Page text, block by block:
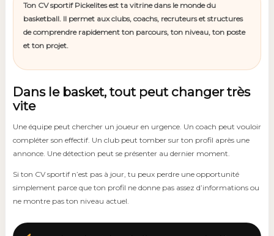
Ton CV sportif Pickelites est ta vitrine dans le monde du
basketball. Il permet aux clubs, coachs, recruteurs et structures
de comprendre rapidement ton parcours, ton niveau, ton poste
et ton projet.
Dans le basket, tout peut changer très
vite
Une équipe peut chercher un joueur en urgence. Un coach peut vouloir
compléter son effectif. Un club peut tomber sur ton profil après une
annonce. Une détection peut se présenter au dernier moment.
Si ton CV sportif n’est pas à jour, tu peux perdre une opportunité
simplement parce que ton profil ne donne pas assez d’informations ou
ne montre pas ton niveau actuel.